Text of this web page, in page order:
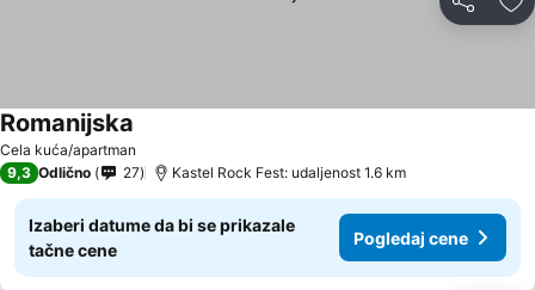
Deli
Cela kuća/apartman
Romanijska
9,3 Odlično 27 Kastel Rock Fest: udaljenost 1.6 km
Izaberi datume da bi se prikazale
tačne cene
Pogledaj cene